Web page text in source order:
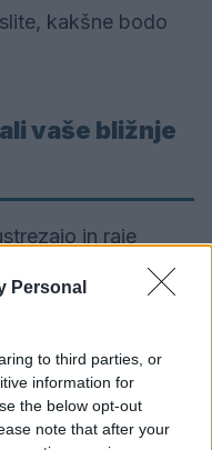
Personal
to third parties, or
information for
the below opt-out
note that after your
kakšne bodo
vaše bližnje
in raje
na voljo v več
z ravnim
pa soprimerne za